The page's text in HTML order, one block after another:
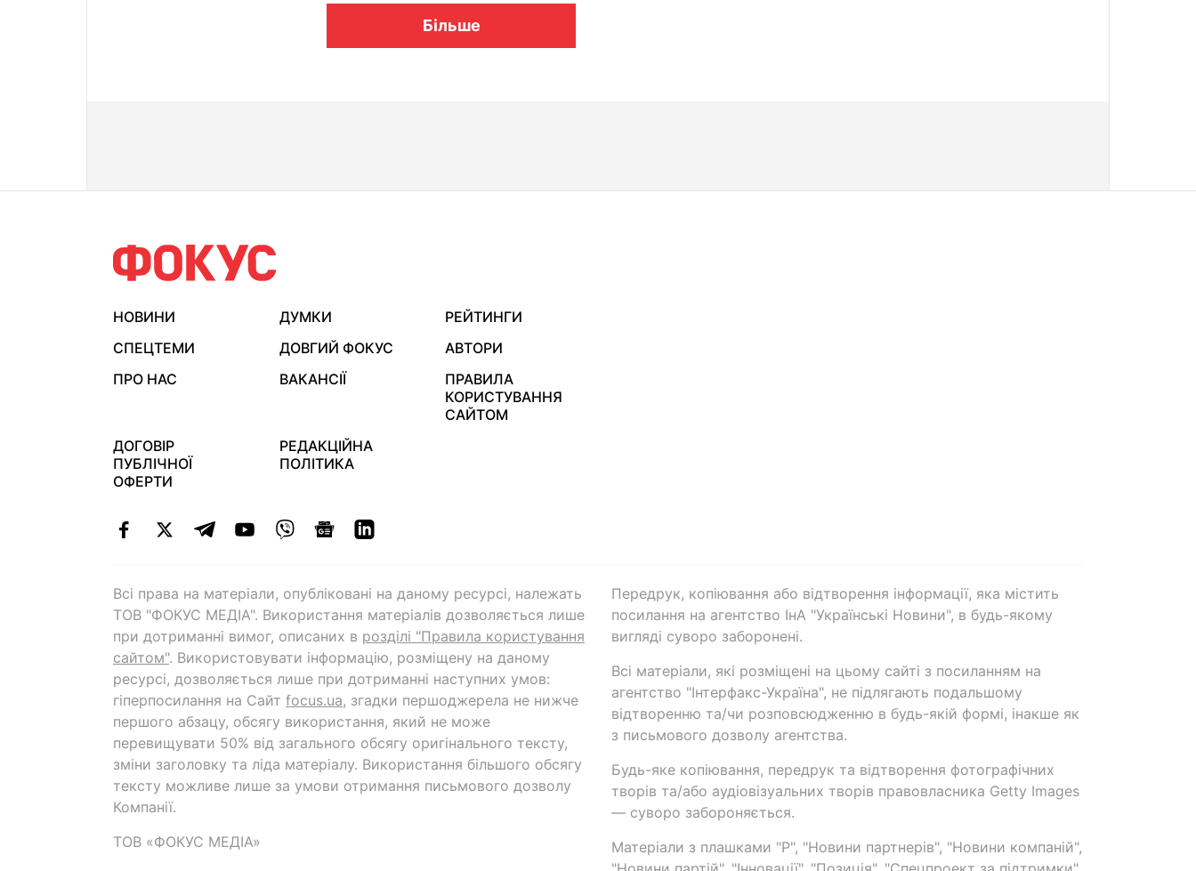
Більше
НОВИНИ ДУМКИ
РЕЙТИНГИ
СПЕЦТЕМИ
ДОВГИЙ ФОКУС
АВТОРИ
ПРО НАС
ВАКАНСІЇ
ПРАВИЛА
КОРИСТУВАННЯ
САЙТОМ
ДОГОВІР
ПУБЛІЧНОЇ
ОФЕРТИ
РЕДАКЦІЙНА
ПОЛІТИКА
Всі права на матеріали, опубліковані на даному ресурсі, належать
ТОВ "ФОКУС МЕДІА". Використання матеріалів дозволяється лише
при дотриманні вимог, описаних в розділі "Правила користування
сайтом". Використовувати інформацію, розміщену на даному
ресурсі, дозволяється лише при дотриманні наступних умов:
гіперпосилання на Cайт focus.ua, згадки першоджерела не нижче
першого абзацу, обсягу використання, який не може
перевищувати 50% від загального обсягу оригінального тексту,
зміни заголовку та ліда матеріалу. Використання більшого обсягу
тексту можливе лише за умови отримання письмового дозволу
Компанії.
ТОВ «ФОКУС МЕДІА»
Передрук, копіювання або відтворення інформації, яка містить
посилання на агентство ІнА "Українські Новини", в будь-якому
вигляді суворо заборонені.
Всі матеріали, які розміщені на цьому сайті з посиланням на
агентство "Інтерфакс-Україна", не підлягають подальшому
відтворенню та/чи розповсюдженню в будь-якій формі, інакше як
з письмового дозволу агентства.
Будь-яке копіювання, передрук та відтворення фотографічних
творів та/або аудіовізуальних творів правовласника Getty Images
— суворо забороняється.
Матеріали з плашками "Р", "Новини партнерів", "Новини компаній",